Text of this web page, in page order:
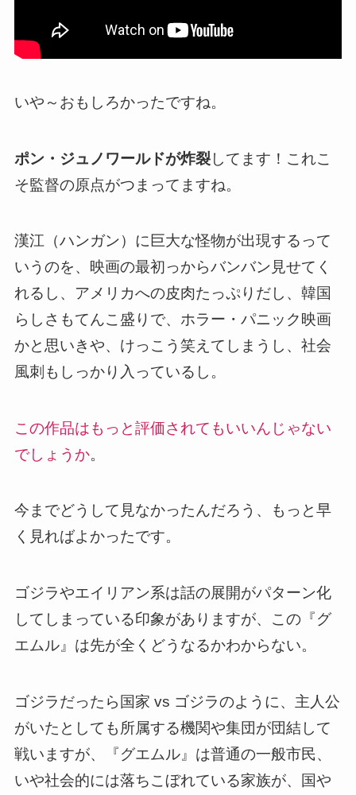
いや～おもしろかったですね。
ポン・ジュノワールドが炸裂してます！これこ
そ監督の原点がつまってますね。
漢江（ハンガン）に巨大な怪物が出現するって
いうのを、映画の最初っからバンバン見せてく
れるし、アメリカへの皮肉たっぷりだし、韓国
らしさもてんこ盛りで、ホラー・パニック映画
かと思いきや、けっこう笑えてしまうし、社会
風刺もしっかり入っているし。
この作品はもっと評価されてもいいんじゃない
でしょうか。
今までどうして見なかったんだろう、もっと早
く見ればよかったです。
ゴジラやエイリアン系は話の展開がパターン化
してしまっている印象がありますが、この『グ
エムル』は先が全くどうなるかわからない。
ゴジラだったら国家 vs ゴジラのように、主人公
がいたとしても所属する機関や集団が団結して
戦いますが、『グエムル』は普通の一般市民、
いや社会的には落ちこぼれている家族が、国や